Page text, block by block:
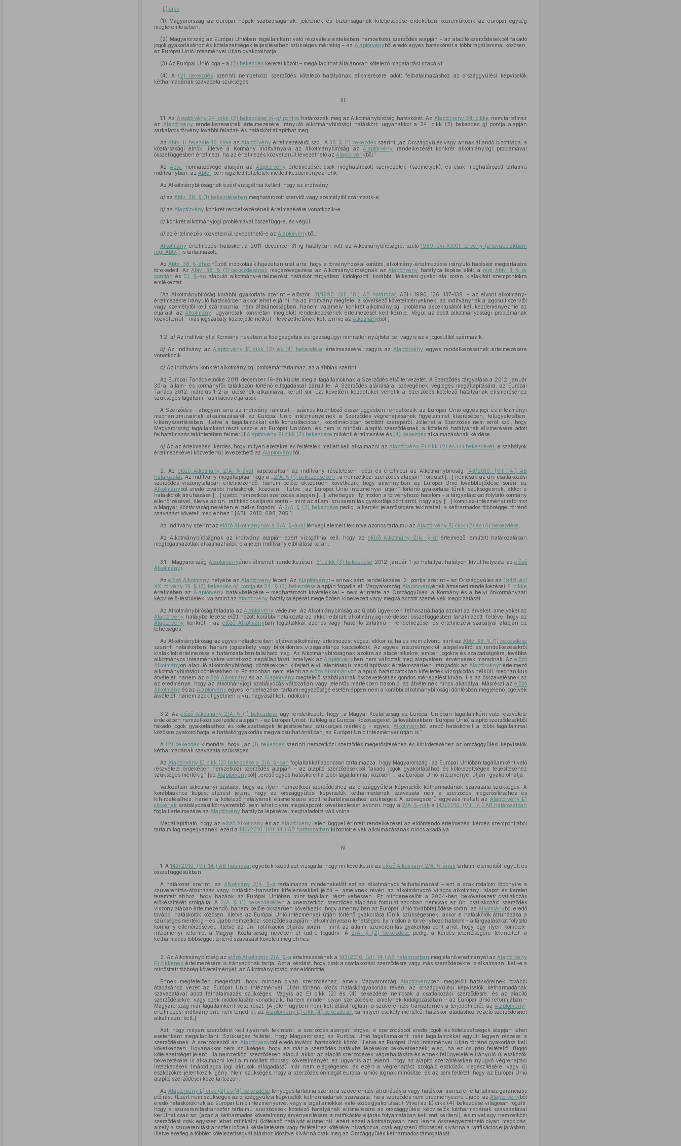
E) cikk
(1) Magyarország az európai népek szabadságának, jólétének és biztonságának kiteljesedése érdekében közreműködik az európai egység
megteremtésében.
(2) Magyarország az Európai Unióban tagállamként való részvétele érdekében nemzetközi szerződés alapján – az alapító szerződésekből fakadó
jogok gyakorlásához és kötelezettségek teljesítéséhez szükséges mértékig – az Alaptörvényből eredő egyes hatásköreit a többi tagállammal közösen,
az Európai Unió intézményei útján gyakorolhatja.
(3) Az Európai Unió joga – a (2) bekezdéskeretei között – megállapíthat általánosan kötelező magatartási szabályt.
(4) A (2) bekezdés szerinti nemzetközi szerződés kötelező hatályának elismerésére adott felhatalmazáshoz az országgyűlési képviselők
kétharmadának szavazata szükséges.”
III.
1.1. Az Alaptörvény 24. cikk (2) bekezdése a)–g) pontjai határozzák meg az Alkotmánybíróság hatáskörét. Az Alaptörvény 24. cikke nem tartalmaz
az
Alaptörvény rendelkezéseinek értelmezésére irányuló alkotmánybírósági hatáskört, ugyanakkor a 24. cikk (2) bekezdés g) pontja alapján
sarkalatos törvény további feladat- és hatáskört állapíthat meg.
Az Abtv. II. fejezete 16. címe az Alaptörvény értelmezéséről szól. A38. § (1) bekezdés szerint „az Országgyűlés vagy annak állandó bizottsága, a
köztársasági elnök, illetve a Kormány indítványára az Alkotmánybíróság az Alaptörvény
rendelkezését konkrét alkotmányjogi problémával
összefüggésben értelmezi, ha az értelmezés közvetlenül levezethető az Alaptörvényből.”
Az Abtv. normaszövege alapján az Alaptörvény értelmezését csak meghatározott szervezetek (személyek), és csak meghatározott tartalmú
indítványban, az Abtv. -ben rögzített feltételek mellett kezdeményezhetik.
Az Alkotmánybíróságnak ezért vizsgálnia kellett, hogy az indítvány
a) az Abtv. 38. § (1) bekezdésében meghatározott szervtől vagy személytől származik-e,
b) az Alaptörvény konkrét rendelkezésének értelmezésére vonatkozik-e,
c) konkrét alkotmányjogi problémával összefügg-e, és végül
d) az értelmezés közvetlenül levezethető-e az Alaptörvényből.
Alkotmány-értelmezési hatáskört a 2011. december 31-ig hatályban volt, az Alkotmánybíróságról szóló 1989. évi XXXII. törvény (a továbbiakban:
régi Abtv.) is tartalmazott.
Az Abtv. 38. §-ához fűzött indokolás kifejezetten utal arra, hogy a törvényhozó a korábbi, alkotmány-értelmezésre irányuló hatáskör megtartására
törekedett. Az Abtv. 38. § (1) bekezdésének megszövegezése az Alkotmánybíróságnak az Alaptörvény hatályba lépése előtt, a régi Abtv. 1. §g)
pontján és51. §-án alapuló alkotmány-értelmezési hatáskör tárgyában kidolgozott, korábbi ítélkezési gyakorlata során kialakított szempontokra
emlékeztet.
[Az Alkotmánybíróság korábbi gyakorlata szerint – először: 31/1990. (XII. 18.) AB határozat, ABH 1990, 136, 137–138. – az elvont alkotmány-
értelmezésre irányuló hatáskörben akkor lehet eljárni, ha az indítvány megfelel a következő követelményeknek: az indítványnak a jogosult szervtől
vagy személytől kell származnia; nem általánosságban, hanem valamely konkrét alkotmányjogi probléma aspektusából kell kezdeményeznie az
eljárást; az Alkotmány , ugyancsak konkrétan megjelölt rendelkezésének értelmezését kell kérnie. Végül az adott alkotmányossági problémának
közvetlenül – más jogszabály közbejötte nélkül – levezethetőnek kell lennie az Alkotmányból.]
1.2. a) Az indítványt a Kormány nevében a közigazgatási és igazságügyi miniszter nyújtotta be, vagyis az a jogosulttól származik.
b) Az indítvány az Alaptörvény E) cikk (2) és (4) bekezdése értelmezésére, vagyis az Alaptörvény egyes rendelkezéseinek értelmezésére
vonatkozik.
c) Az indítvány konkrét alkotmányjogi problémát tartalmaz, az alábbiak szerint:
Az Európai Tanács elnöke 2011. december 16-án küldte meg a tagállamoknak a Szerződés első tervezetét. A Szerződés tárgyalása a 2012. január
30-ai állam- és kormányfői találkozón történő elfogadással zárult le. A Szerződés aláírására, szövegének végleges megállapítására, az Európai
Tanács 2012. március 1–2-ai ülésének alkalmával került sor. Ezt követően kezdetüket vehetik a Szerződés kötelező hatályának elismeréséhez
szükséges tagállami ratifikációs eljárások.
A Szerződés – ahogyan arra az indítvány rámutat – számos különböző összefüggésben rendelkezik az Európai Unió egyes jogi és intézményi
mechanizmusainak alkalmazásáról, az Európai Unió intézményeinek a Szerződés végrehajtásának figyelemmel kísérésében, felügyeletében,
kikényszerítésében, illetve a tagállamokkal való konzultációban, koordinációban betöltött szerepéről. Jóllehet a Szerződés nem arról szól, hogy
Magyarország tagállamként részt vesz-e az Európai Unióban, és nem is minősül alapító szerződésnek, a kötelező hatályának elismerésére adott
felhatalmazás tekintetében felmerül Alaptörvény E) cikk (2) bekezdése mikénti értelmezése és (4) bekezdésalkalmazásának kérdése.
d) Az az értelmezési kérdés, hogy milyen esetekre és feltételek mellett kell alkalmazni az Alaptörvény E) cikk (2) és (4) bekezdését , e szabályok
értelmezésével közvetlenül levezethető az Alaptörvényből.
2. Az előző Alkotmány 2/A. §-ával kapcsolatban az indítvány részletesen idézi és értelmezi az Alkotmánybíróság 143/2010. (VII. 14.) AB
határozatát. Az indítvány megállapítja, hogy a „ 2/A. § (1) bekezdésében
„a nemzetközi szerződés alapján” fordulat [...] nemcsak az ún. csatlakozási
szerződés viszonylatában értelmezendő, hanem belőle okszerűen következik, hogy amennyiben az Európai Unió továbbfejlődése során, az
Alkotmányból eredő további hatáskörök „közösen”, illetve „az Európai Unió intézményei útján” történő gyakorlása tűnik szükségesnek, akkor e
hatáskörök átruházása [...] újabb nemzetközi szerződés alapján [...] lehetséges. Ily módon a törvényhozó hatalom – a tárgyalásokat folytató kormány
ellenőrzésével, illetve az ún. ratifikációs eljárás során – mint az állami szuverenitás gyakorlója dönt arról, hogy egy [...] komplex-intézményi reformot
a Magyar Köztársaság nevében el tud-e fogadni. A 2/A. § (2) bekezdése pedig, a kérdés jelentőségére tekintettel, a kétharmados többséggel történő
szavazást követeli meg ehhez.” [ABH 2010, 698, 705.]
Az indítvány szerint az előző Alkotmánynak a 2/A. §-ával lényegi elemeit tekintve azonos tartalmú az Alaptörvény E) cikk (2) és (4) bekezdése
Az Alkotmánybíróságnak az indítvány alapján ezért vizsgálnia kell, hogy az előző Alkotmány 2/A. §-átértelmező, említett határozatában
megfogalmazottak alkalmazhatók-e a jelen indítvány elbírálása során.
3.1. „Magyarország Alaptörvényének átmeneti rendelkezései” 31. cikk (3) bekezdése 2012. január 1-jei hatállyal hatályon kívül helyezte azelőző
Alkotmányt.
Azelőző Alkotmány helyébe az Alaptörvény lépett. Az Alaptörvényt – annak záró rendelkezései 2. pontja szerint – az Országgyűlés az 1949. évi
XX. törvény 19. § (3) bekezdésa) pontja és 24. § (3) bekezdése alapján fogadja el. Magyarország Alaptörvényének átmeneti rendelkezései 8. cikke
értelmében az Alaptörvény hatálybalépése – meghatározott kivételekkel – nem érintette az Országgyűlés, a Kormány és a helyi önkormányzati
képviselő-testületek, valamint az Alaptörvény hatálybalépését megelőzően kinevezett vagy megválasztott személyek megbízatását.
Az Alkotmánybíróság feladata az Alaptörvény védelme. Az Alkotmánybíróság az újabb ügyekben felhasználhatja azokat az érveket, amelyeket az
Alaptörvény hatályba lépése előtt hozott korábbi határozata az akkor elbírált alkotmányjogi kérdéssel összefüggésben tartalmazott, feltéve, hogy az
Alaptörvény konkrét – azelőző Alkotmányban foglaltakkal azonos vagy hasonló tartalmú – rendelkezései és értelmezési szabályai alapján ez
lehetséges.
Az Alkotmánybíróság az egyes hatásköreiben eljárva alkotmány-értelmezést végez, akkor is, ha ez nem elvont, mint az Abtv. 38. § (1) bekezdése
szerinti hatáskörben, hanem jogszabály vagy bírói döntés vizsgálatához kapcsolódik. Az egyes intézményekről, alapelvekről és rendelkezésekről
kialakított értelmezése a határozataiban található meg. Az Alkotmánybíróságnak azokra az alapértékekre, emberi jogokra és szabadságokra, továbbá
alkotmányos intézményekre vonatkozó megállapításai, amelyek az Alaptörvényben nem változtak meg alapvetően, érvényesek maradnak. Azelőző
Alkotmányon alapuló alkotmánybírósági döntésekben kifejtett elvi jelentőségű megállapítások értelemszerűen irányadók az Alaptörvényt értelmező
alkotmánybírósági döntésekben is. Ez azonban nem jelenti azelőző Alkotmányon alapuló határozatokban kifejtettek vizsgálódás nélküli, mechanikus
átvételét, hanem az előző Alkotmány és az Alaptörvény megfelelő szabályainak összevetését és gondos mérlegelést kíván. Ha az összevetésnek az
az eredménye, hogy az alkotmányjogi szabályozás változatlan vagy jelentős mértékben hasonló, az átvételnek nincs akadálya. Másrészt azelőző
Alkotmány és az Alaptörvény egyes rendelkezései tartalmi egyezősége esetén éppen nem a korábbi alkotmánybírósági döntésben megjelenő jogelvek
átvételét, hanem azok figyelmen kívül hagyását kell indokolni.
3.2. Azelőző Alkotmány 2/A. § (1) bekezdése úgy rendelkezett, hogy „a Magyar Köztársaság az Európai Unióban tagállamként való részvétele
érdekében nemzetközi szerződés alapján – az Európai Uniót, illetőleg az Európai Közösségeket (a továbbiakban: Európai Unió) alapító szerződésekből
fakadó jogok gyakorlásához és kötelezettségek teljesítéséhez szükséges mértékig – egyes, Alkotmányból eredő hatásköreit a többi tagállammal
közösen gyakorolhatja; e hatáskörgyakorlás megvalósulhat önállóan, az Európai Unió intézményei útján is.”
A (2) bekezdéskimondta, hogy „az (1) bekezdés szerinti nemzetközi szerződés megerősítéséhez és kihirdetéséhez az országgyűlési képviselők
kétharmadának szavazata szükséges.”
Az Alaptörvény E) cikk (2) bekezdése a 2/A. §-ban foglaltakkal azonosan tartalmazza, hogy Magyarország „az Európai Unióban tagállamként való
részvétele érdekében nemzetközi szerződés alapján – az alapító szerződésekből fakadó jogok gyakorlásához és kötelezettségek teljesítéséhez
szükséges mértékig” [az Alaptörvényből] „eredő egyes hatásköreit a többi tagállammal közösen … az Európai Unió intézményei útján” gyakorolhatja.
Változatlan alkotmányi szabály, hogy az ilyen nemzetközi szerződéshez az országgyűlési képviselők kétharmadának szavazata szükséges. A
korábbiakhoz képest eltérést jelent, hogy az országgyűlési képviselők kétharmadának szavazata nem a szerződés megerősítéséhez és
kihirdetéséhez, hanem a kötelező hatályának elismerésére adott felhatalmazáshoz szükséges. A szövegszerű egyezés mellett az Alaptörvény E)
cikkének szabályozási környezetéből sem lehet olyan megalapozott következtetést levonni, hogy a 2/A. §-nak a143/2010. (VII. 14.) AB határozatban
foglalt értelmezése az Alaptörvény hatályba lépésével meghaladottá vált volna.
Megállapítható, hogy az előző Alkotmány és az Alaptörvény jelen üggyel érintett rendelkezései az eldöntendő értelmezési kérdés szempontjából
tartalmilag megegyeznek, ezért a 143/2010. (VII. 14.) AB határozatban kibontott elvek alkalmazásának nincs akadálya.
IV.
1. A 143/2010. (VII. 14.) AB határozategyebek között azt vizsgálta, hogy mi következik azelőző Alkotmány 2/A. §-ának tartalmi elemeiből, együtt és
összefüggésükben.
A határozat szerint „az
Alkotmány 2/A. §-a tartalmazza mindenekelőtt azt az alkotmányos felhatalmazást – ezt a szakirodalom többnyire a
szuverenitás-átruházás vagy hatáskör-transzfer kifejezésekkel jelöli –, amelynek révén az alkotmányozó világos alkotmányi alapot és keretet
teremtett ahhoz, hogy hazánk az Európai Unióban mint tagállam részt vehessen. Ez mindenekelőtt a 2004-ben bekövetkezett csatlakozás
előkészítését szolgálta. A 2/A. § (1) bekezdésében a »nemzetközi szerződés alapján« fordulat azonban nemcsak az ún. csatlakozási szerződés
viszonylatában értelmezendő, hanem belőle okszerűen következik, hogy amennyiben az Európai Unió továbbfejlődése során, az Alkotmányból eredő
további hatáskörök közösen, illetve az Európai Unió intézményei útján történő gyakorlása tűnik szükségesnek, akkor e hatáskörök átruházása a
szükséges mértékig – és újabb nemzetközi szerződés alapján – alkotmányosan lehetséges. Ily módon a törvényhozó hatalom – a tárgyalásokat folytató
kormány ellenőrzésével, illetve az ún. ratifikációs eljárás során – mint az állami szuverenitás gyakorlója dönt arról, hogy egy ilyen komplex-
intézményi reformot a Magyar Köztársaság nevében el tud-e fogadni. A 2/A. § (2) bekezdése pedig, a kérdés jelentőségére tekintettel, a
kétharmados többséggel történő szavazást követeli meg ehhez.”
2. Az Alkotmánybíróság az előző Alkotmány 2/A. §-a értelmezésének a143/2010. (VII. 14.) AB határozatban megjelenő eredményét az Alaptörvény
E) cikkének értelmezésére is irányadónak tartja. Azt a kérdést, hogy csak a csatlakozási szerződésre vagy más szerződésekre is alkalmazni kell-e a
minősített többség követelményét, az Alkotmányíróság már eldöntötte.
Ennek megfelelően megerősíti, hogy minden olyan szerződéshez, amely Magyarország Alaptörvényben megjelölt hatásköreinek további
átadásához vezet az Európai Unió intézményei útján történő közös hatáskörgyakorlás révén, az országgyűlési képviselők kétharmadának
szavazatával adott felhatalmazás szükséges. Vagyis az E) cikk (2) és (4) bekezdése nemcsak a csatlakozási szerződésre, és az alapító
szerződésekre, vagy ezek módosítására vonatkozik, hanem minden olyan szerződésre, amelynek kidolgozásában – az Európai Unió reformjában –
Magyarország már tagállamként vesz részt. [A jelen ügyben nem kell állást foglalni a szuverenitás-transzfernek a terjedelméről, az Alaptörvény-
értelmezési indítvány erre nem terjed ki; az Alaptörvény E) cikk (4) bekezdését bármilyen csekély mértékű, hatáskör-átadáshoz vezető szerződésnél
alkalmazni kell.]
Azt, hogy milyen szerződést kell ilyennek tekinteni, a szerződés alanyai, tárgya, a szerződésből eredő jogok és kötelezettségek alapján lehet
esetenként megállapítani. Szükséges feltétel, hogy Magyarország az Európai Unió tagállamaként, más tagállamokkal együtt legyen részese a
szerződésnek. A szerződésből az Alaptörvényből eredő további hatáskörök közös, illetve az Európai Unió intézményei útján történő gyakorlása kell
következzen. Ugyanakkor nem szükséges, hogy ez már a szerződés hatályba lépésekor bekövetkezzék; elég, ha ez csupán feltételtől függő
kötelezettséget jelent. Ha nemzetközi szerződésen alapul, akkor az alapító szerződések végrehajtására és ennek felügyeletére irányuló új eszközök
bevezetésére is alkalmazni kell a minősített többség követelményét: ez ugyanis azt jelenti, hogy az alapító szerződéseken nyugvó végrehajtási
intézkedések (másodlagos jogi aktusok elfogadása) már nem elégségesek, és ezért a végrehajtást szolgáló eszközök kiegészítésére, vagy új
eszközökre jelentkezik igény. Nem szükséges, hogy a szerződés önmagát európai uniós jognak minősítse, és az sem feltétel, hogy az Európai Unió
alapító szerződései közé tartozzon.
Az Alaptörvény E) cikk (2) és (4) bekezdése lényeges tartalma szerint a szuverenitás-átruházásra vagy hatáskör-transzferre tartalmaz garanciális
előírást. (Ezért nem szükséges az országgyűlési képviselők kétharmadának szavazata, ha a szerződés nem eredményezné újabb, az Alaptörvényből
eredő hatásköröknek az Európai Unió intézményeivel vagy a tagállamokkal való közös gyakorlását.) Mivel az E) cikk (4) bekezdése világosan rögzíti,
hogy a szuverenitástranszfer tartalmú szerződések kötelező hatályának elismerésére az országgyűlési képviselők kétharmadának szavazatával
kerülhet csak sor (azaz a kétharmados követelmény érvényesítésére a ratifikációs eljárás folyamatában kell sort keríteni), és mivel egy nemzetközi
szerződést csak egyszer lehet ratifikálni (kötelező hatályát elismerni), ezért ezzel alkotmányosan nem lenne összeegyeztethető olyan megoldás,
amely a szuverenitástranszfer időbeli késleltetésére vagy feltételhez kötésére hivatkozva, csak egyszerű többséget kívánna a ratifikációs eljárásban,
illetve esetleg a többlet kötelezettségvállaláshoz időzítve kívánná csak meg az Országgyűlés kétharmados támogatását.